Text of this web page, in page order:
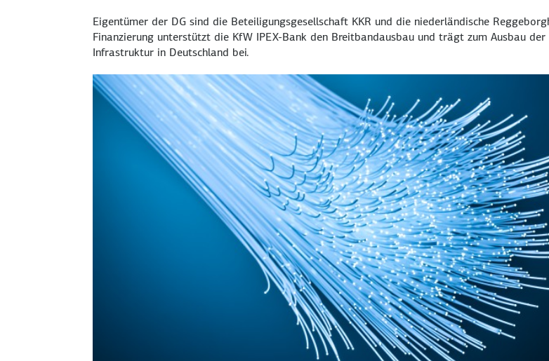
Eigentümer der DG sind die Beteiligungsgesellschaft KKR und die niederländische
Finanzierung unterstützt die KfW IPEX-Bank den Breitbandausbau und trägt zum Ausbau
Infrastruktur in Deutschland bei.